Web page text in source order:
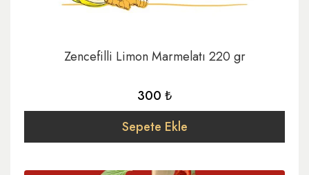
Zencefilli Limon Marmelatı 220 gr
300 ₺
Sepete Ekle